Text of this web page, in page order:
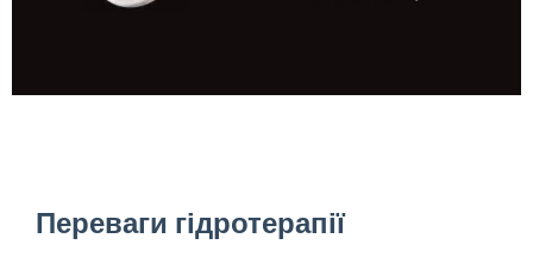
Переваги гідротерапії